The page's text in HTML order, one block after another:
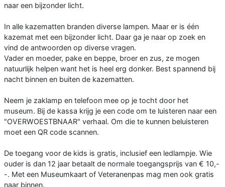
naar een bijzonder licht.
In alle kazematten branden diverse lampen. Maar er is één
kazemat met een bijzonder licht. Daar ga je naar op zoek en
vind de antwoorden op diverse vragen.
Vader en moeder, pake en beppe, broer en zus, ze mogen
natuurlijk helpen want het is heel erg donker. Best spannend bij
nacht binnen en buiten de kazematten.
Neem je zaklamp en telefoon mee op je tocht door het
museum. Bij de kassa krijg je een code om te luisteren naar een
"OVERWOESTBNAAR" verhaal. Om die te kunnen beluisteren
moet een QR code scannen.
De toegang voor de kids is gratis, inclusief een ledlampje. Wie
ouder is dan 12 jaar betaalt de normale toegangsprijs van € 10,-
-. Met een Museumkaart of Veteranenpas mag men ook gratis
naar binnen.